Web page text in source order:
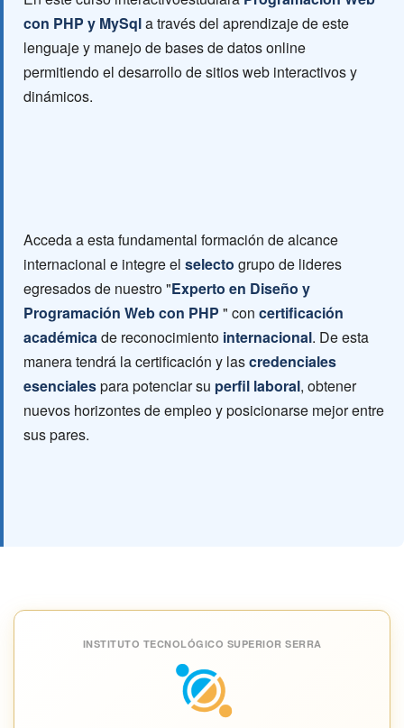
con PHP y MySqla través del aprendizaje de este
lenguaje y manejo de bases de datos online
permitiendo el desarrollo de sitios web interactivos y
dinámicos.
Acceda a esta fundamental formación de alcance
internacional e integre el selecto grupo de lideres
egresados de nuestro "Experto en Diseño y
Programación Web con PHP " con certificación
académicade reconocimiento internacional. De esta
manera tendrá la certificación y lascredenciales
esencialespara potenciar su perfil laboral, obtener
nuevos horizontes de empleo y posicionarse mejor entre
sus pares.
INSTITUTO TECNOLÓGICO SUPERIOR SERRA